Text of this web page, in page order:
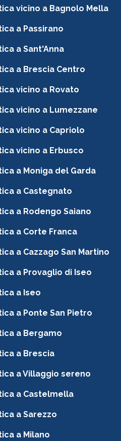
vicino a Bagnolo Mella
a Passirano
a Sant'Anna
a Brescia Centro
vicino a Rovato
vicino a Lumezzane
vicino a Capriolo
vicino a Erbusco
a Moniga del Garda
a Castegnato
a Rodengo Saiano
a Corte Franca
a Cazzago San Martino
a Provaglio di Iseo
a Iseo
a Ponte San Pietro
a Bergamo
a Brescia
a Villaggio sereno
a Castelmella
a Sarezzo
a Milano